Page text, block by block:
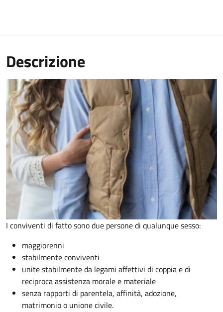
Descrizione
I conviventi di fatto sono due persone di qualunque sesso:
maggiorenni
stabilmente conviventi
unite stabilmente da legami affettivi di coppia e di
reciproca assistenza morale e materiale
senza rapporti di parentela, affinità, adozione,
matrimonio o unione civile.